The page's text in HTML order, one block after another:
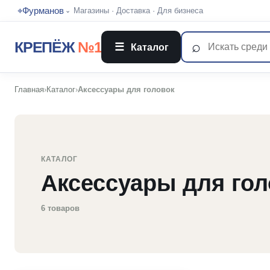
⌖Фурманов ⌄ Магазины · Доставка· Для бизнеса
КРЕПЁЖ №1 ☰ Каталог ⌕
Главная›Каталог›Аксессуары для головок
КАТАЛОГ
Аксессуары для
6 товаров